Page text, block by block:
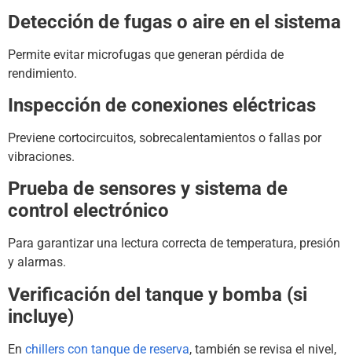
Detección de fugas o aire en el sistema
Permite evitar microfugas que generan pérdida de
rendimiento.
Inspección de conexiones eléctricas
Previene cortocircuitos, sobrecalentamientos o fallas por
vibraciones.
Prueba de sensores y sistema de
control electrónico
Para garantizar una lectura correcta de temperatura, presión
y alarmas.
Verificación del tanque y bomba (si
incluye)
En chillers con tanque de reserva, también se revisa el nivel,